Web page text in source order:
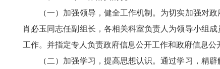
（一）加强领导，健全工作机制。为切实加强对政
肖必玉同志任副组长，各相关科室负责人为领导小组
工作。并指定专人负责政府信息公开工作和政府信息
（二）加强学习，提高思想认识。通过学习，精辟